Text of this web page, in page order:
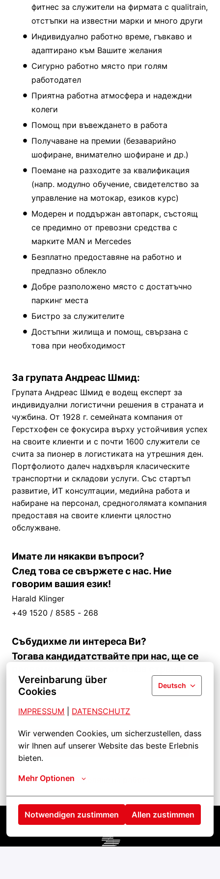
Vereinbarung über
Cookies
Deutsch
IMPRESSUM DATENSCHUTZ
Wir verwenden Cookies, um sicherzustellen, dass
wir Ihnen auf unserer Website das beste Erlebnis
bieten.
Mehr Optionen
Notwendigen zustimmen Allen zustimmen
фитнес за служители на фирмата с qualitrain,
отстъпки на известни марки и много други
Индивидуално работно време, гъвкаво и
адаптирано към Вашите желания
Сигурно работно място при голям
работодател
Приятна работна атмосфера и надеждни
колеги
Помощ при въвеждането в работа
Получаване на премии (безаварийно
шофиране, внимателно шофиране и др.)
Поемане на разходите за квалификация
(напр. модулно обучение, свидетелство за
управление на мотокар, езиков курс)
Модерен и поддържан автопарк, състоящ
се предимно от превозни средства с
марките MAN и Mercedes
Безплатно предоставяне на работно и
предпазно облекло
Добре разположено място с достатъчно
паркинг места
Бистро за служителите
Достъпни жилища и помощ, свързана с
това при необходимост
За групата Андреас Шмид:
Групата Андреас Шмид е водещ експерт за
индивидуални логистични решения в страната и
чужбина. От 1928 г. семейната компания от
Герстхофен се фокусира върху устойчивия успех
на своите клиенти и с почти 1600 служители се
счита за пионер в логистиката на утрешния ден.
Портфолиото далеч надхвърля класическите
транспортни и складови услуги. Със стартъп
развитие, ИТ консултации, медийна работа и
набиране на персонал, средноголямата компания
предоставя на своите клиенти цялостно
обслужване.
Имате ли някакви въпроси?
След това се свържете с нас. Ние
говорим вашия език!
Harald Klinger
+49 1520 / 8585 - 268
Събудихме ли интереса Ви?
Тогава кандидатствайте при нас, ще се
Кандидатствайте
Разделяне на работа